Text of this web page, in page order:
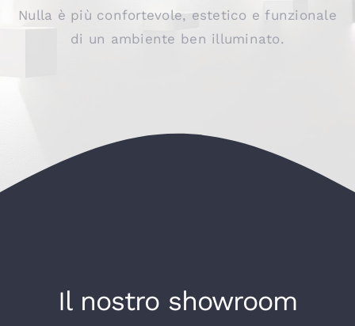
Nulla è più confortevole, estetico e funzionale
di un ambiente ben illuminato.
Il nostro showroom